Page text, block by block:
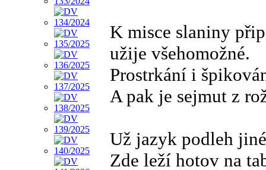
K misce slaniny
užije všehomožné.
Prostrkání i
A pak je sejmut z
Už jazyk podleh
Zde leží hotov na